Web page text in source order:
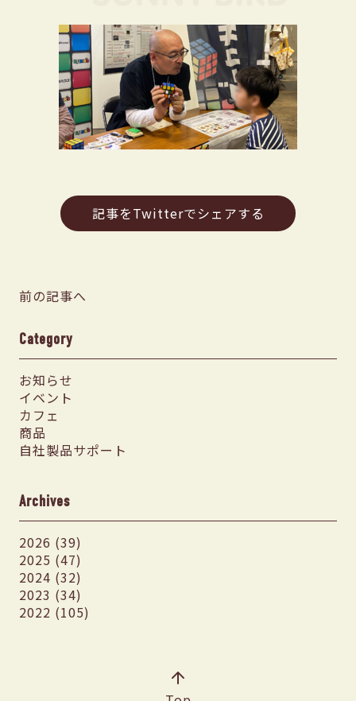
記事をTwitterでシェアする
前の記事へ
Category
お知らせ
イベント
カフェ
商品
自社製品サポート
Archives
2026 (39)
2025 (47)
2024 (32)
2023 (34)
2022 (105)